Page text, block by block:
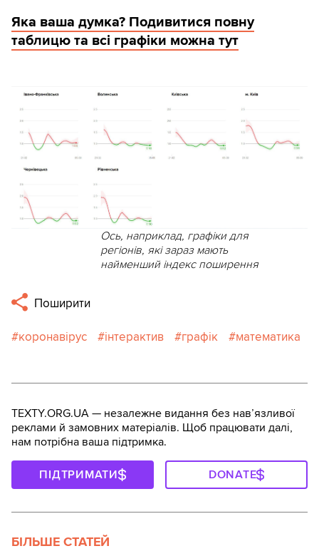
Яка ваша думка? Подивитися повну
таблицю та всі графіки можна тут
Ось, наприклад, графіки для
регіонів, які зараз мають
найменший індекс поширення
Поширити
коронавірус інтерактив графік математика
TEXTY.ORG.UA — незалежне видання без навʼязливої
реклами й замовних матеріалів. Щоб працювати далі,
нам потрібна ваша підтримка.
ПІДТРИМАТИ DONATE
БІЛЬШЕ СТАТЕЙ